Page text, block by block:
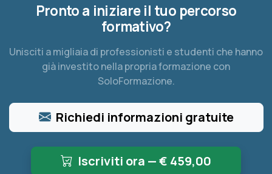
Pronto a iniziare il tuo percorso
formativo?
Unisciti a migliaia di professionisti e studenti che hanno
già investito nella propria formazione con
SoloFormazione.
Richiedi informazioni gratuite
Iscriviti ora — € 459,00